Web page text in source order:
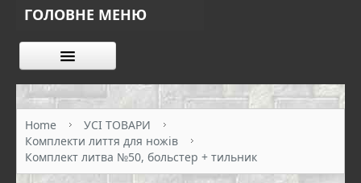
ГОЛОВНЕ МЕНЮ
КАТАЛОГ ТОВАРІВ
КОНТАКТИ
ОПЛАТА ТА ДОСТАВКА
Home
УСІ ТОВАРИ
Комплекти лиття для ножів
Комплект литва №50, больстер + тильник